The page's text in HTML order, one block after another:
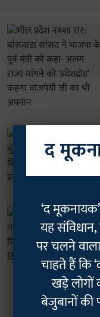
द
‘द
यह
पर चलने
चाहते हैं कि
खड़े लोगों
बेजुबानों की